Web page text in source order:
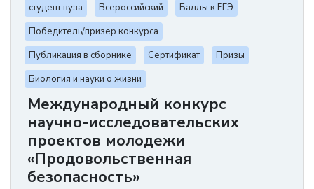
студент вуза
Всероссийский
Баллы к ЕГЭ
Победитель/призер конкурса
Публикация в сборнике
Сертификат
Призы
Биология и науки о жизни
Международный конкурс
научно-исследовательских
проектов молодежи
«Продовольственная
безопасность»